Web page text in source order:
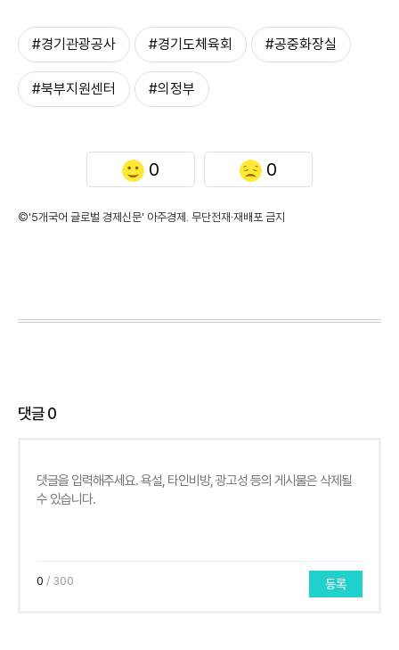
#경기관광공사 #경기도체육회 #공중화장실
#북부지원센터 #의정부
0 0
©'5개국어 글로벌 경제신문' 아주경제. 무단전재·재배포 금지
댓글0
0 / 300 등록